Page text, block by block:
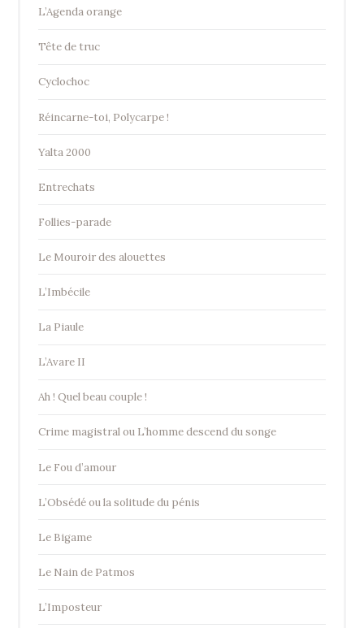
L’Agenda orange
Tête de truc
Cyclochoc
Réincarne-toi, Polycarpe !
Yalta 2000
Entrechats
Follies-parade
Le Mouroir des alouettes
L’Imbécile
La Piaule
L’Avare II
Ah ! Quel beau couple !
Crime magistral ou L’homme descend du songe
Le Fou d’amour
L’Obsédé ou la solitude du pénis
Le Bigame
Le Nain de Patmos
L’Imposteur